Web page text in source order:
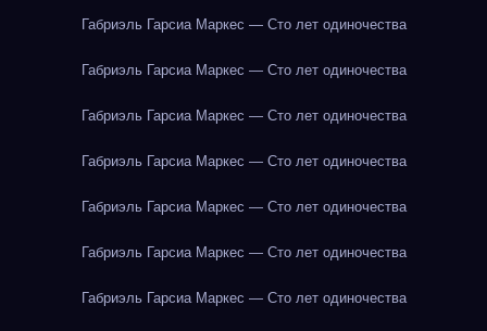
Габриэль Гарсиа Маркес — Сто лет одиночества
Габриэль Гарсиа Маркес — Сто лет одиночества
Габриэль Гарсиа Маркес — Сто лет одиночества
Габриэль Гарсиа Маркес — Сто лет одиночества
Габриэль Гарсиа Маркес — Сто лет одиночества
Габриэль Гарсиа Маркес — Сто лет одиночества
Габриэль Гарсиа Маркес — Сто лет одиночества